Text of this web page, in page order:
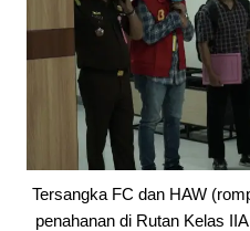
Tersangka FC dan HAW
penahanan di Rutan Kelas